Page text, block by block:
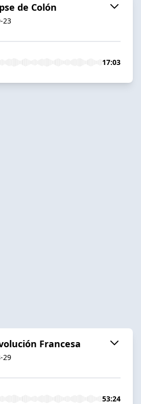
de Colón
23
17:03
Francesa
29
53:24